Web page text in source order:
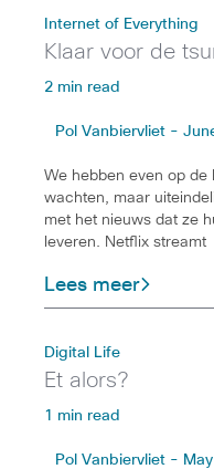
Internet of Everything
Klaar voor de
2 min read
Pol Vanbiervliet -
We hebben even op de
wachten, maar
met het nieuws dat ze
leveren. Netflix streamt
Lees meer
Digital Life
Et alors?
1 min read
Pol Vanbiervliet -